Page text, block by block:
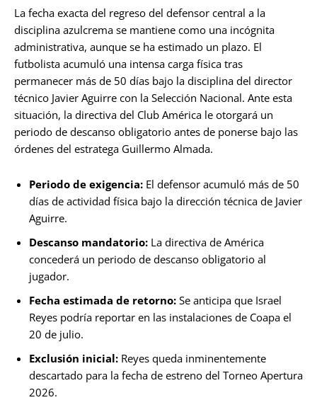
La fecha exacta del regreso del defensor central a la
disciplina azulcrema se mantiene como una incógnita
administrativa, aunque se ha estimado un plazo. El
futbolista acumuló una intensa carga física tras
permanecer más de 50 días bajo la disciplina del director
técnico Javier Aguirre con la Selección Nacional. Ante esta
situación, la directiva del Club América le otorgará un
periodo de descanso obligatorio antes de ponerse bajo las
órdenes del estratega Guillermo Almada.
Periodo de exigencia: El defensor acumuló más de 50
días de actividad física bajo la dirección técnica de Javier
Aguirre.
Descanso mandatorio: La directiva de América
concederá un periodo de descanso obligatorio al
jugador.
Fecha estimada de retorno: Se anticipa que Israel
Reyes podría reportar en las instalaciones de Coapa el
20 de julio.
Exclusión inicial: Reyes queda inminentemente
descartado para la fecha de estreno del Torneo Apertura
2026.